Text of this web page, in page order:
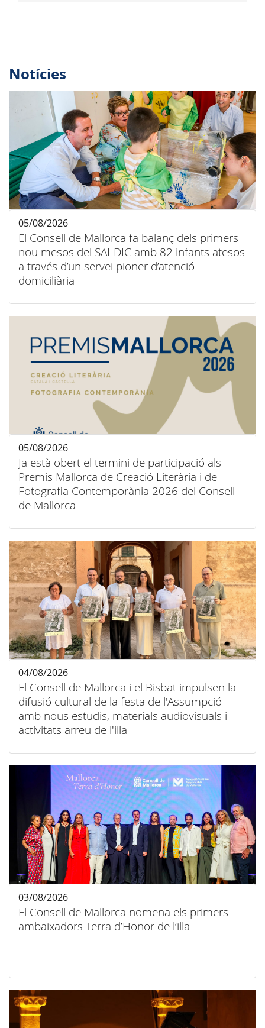
Notícies
El Consell de Mallorca fa balanç dels primers
nou mesos del SAI-DIC amb 82 infants atesos
a través d’un servei pioner d’atenció
domiciliària
05/08/2026
Ja està obert el termini de participació als
Premis Mallorca de Creació Literària i de
Fotografia Contemporània 2026 del Consell
de Mallorca
05/08/2026
El Consell de Mallorca i el Bisbat impulsen la
difusió cultural de la festa de l'Assumpció
amb nous estudis, materials audiovisuals i
activitats arreu de l'illa
04/08/2026
El Consell de Mallorca nomena els primers
ambaixadors Terra d’Honor de l’illa
03/08/2026